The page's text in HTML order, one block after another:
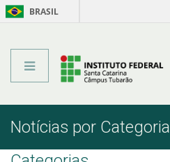
BRASIL
Notícias por Categoria